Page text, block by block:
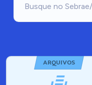
ARQUIVOS